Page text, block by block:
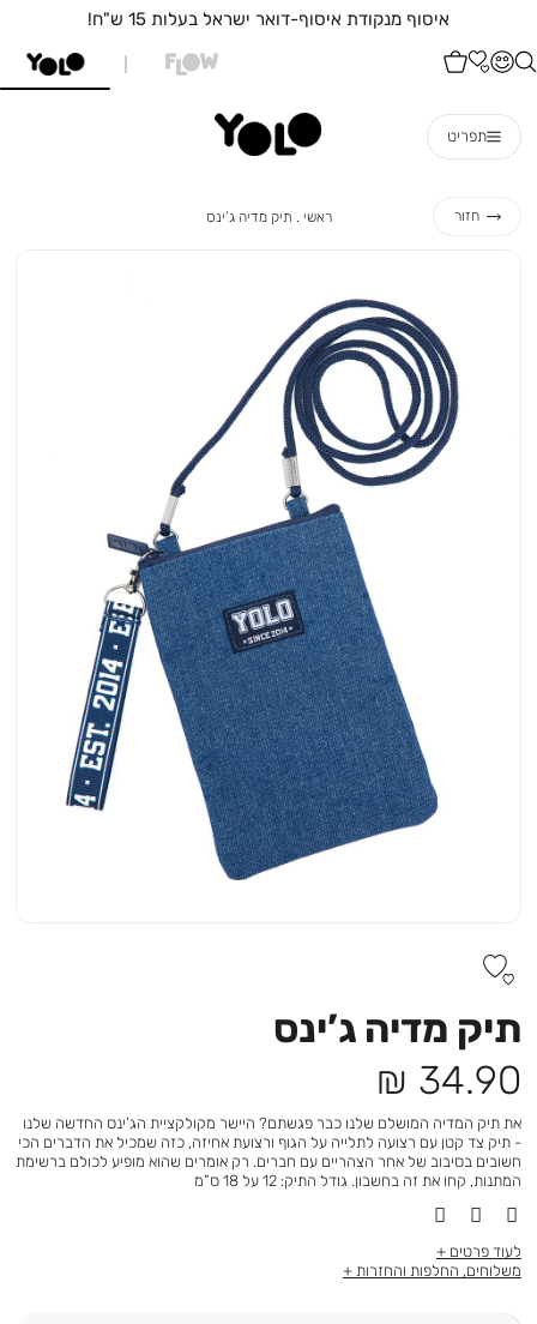
איסוף מנקודת איסוף-דואר ישראל בעלות 15 ש"ח!
תפריט
חזור ראשי ראשי
תיק מדיה ג’ינס
תיק מדיה ג’ינס
מחיר
מוצר
34.90 ₪
את תיק המדיה המושלם שלנו כבר פגשתם? היישר מקולקציית הג’ינס החדשה שלנו
- תיק צד קטן עם רצועה לתלייה על הגוף ורצועת אחיזה, כזה שמכיל את הדברים הכי
חשובים בסיבוב של אחר הצהריים עם חברים. רק אומרים שהוא מופיע לכולם ברשימת
המתנות, קחו את זה בחשבון. גודל התיק: 12 על 18 ס”מ
לעוד פרטים
משלוחים, החלפות והחזרות